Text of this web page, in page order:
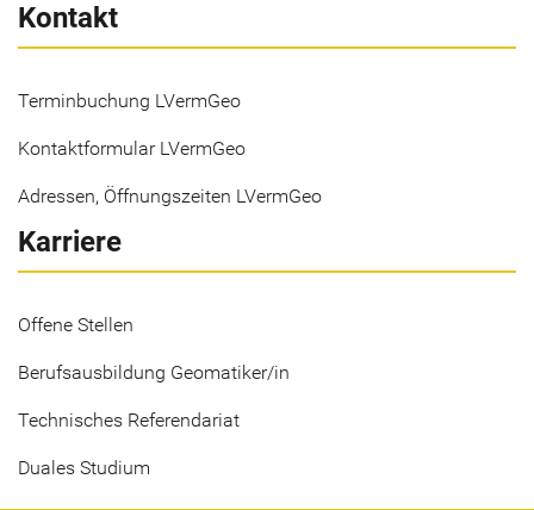
Kontakt
Terminbuchung LVermGeo
Kontaktformular LVermGeo
Adressen, Öffnungszeiten LVermGeo
Karriere
Offene Stellen
Berufsausbildung Geomatiker/in
Technisches Referendariat
Duales Studium